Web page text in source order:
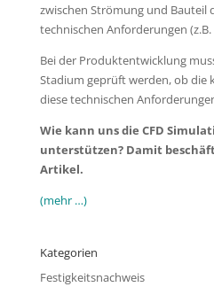
zwischen Strömung und Bauteil
technischen Anforderungen
Bei der Produktentwicklung
Stadium geprüft werden, ob die
diese technischen
Wie kann uns die CFD
unterstützen? Damit
Artikel.
(mehr …)
Kategorien
Festigkeitsnachweis